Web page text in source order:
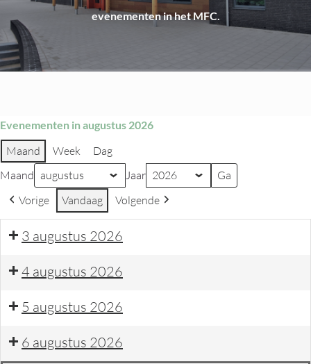
evenementen in het MFC.
Evenementen in augustus 2026
Maand Week
Dag
Maand
Jaar
Vorige
Vandaag Volgende
3 augustus 2026
4 augustus 2026
5 augustus 2026
6 augustus 2026